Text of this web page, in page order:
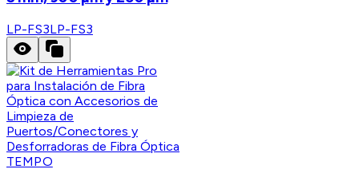
LP-FS3LP-FS3
TEMPO